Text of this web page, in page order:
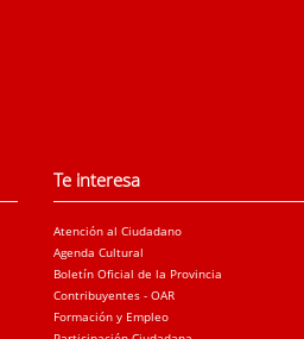
Te interesa
Atención al Ciudadano
Agenda Cultural
Boletín Oficial de la Provincia
Contribuyentes - OAR
Formación y Empleo